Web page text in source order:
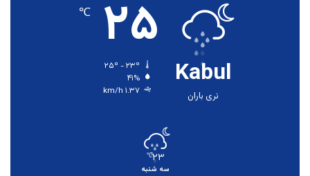
Kabul
نری باران
۲۵ ℃
۴۱%
۱.۳۷ km/h
۲۳℃
سه شنبه